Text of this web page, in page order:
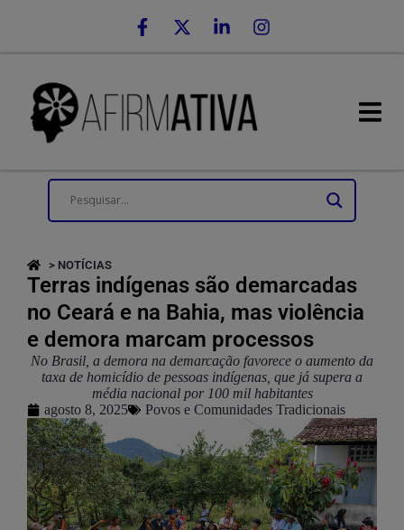
> NOTÍCIAS
Terras indígenas são demarcadas
no Ceará e na Bahia, mas violência
e demora marcam processos
No Brasil, a demora na demarcação favorece o aumento da
taxa de homicídio de pessoas indígenas, que já supera a
média nacional por 100 mil habitantes
agosto 8, 2025
Povos e Comunidades Tradicionais